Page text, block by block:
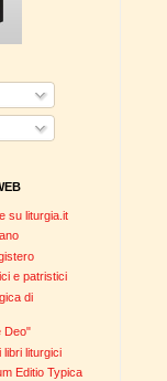
su liturgia.it
e patristici
di
Deo"
libri liturgici
Editio Typica